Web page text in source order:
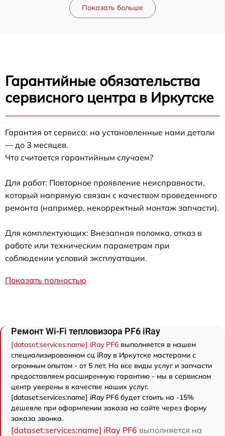
Показать больше
Гарантийные обязательства
сервисного центра в Иркутске
Гарантия от сервиса: на установленные нами детали
— до 3 месяцев.
Что считается гарантийным случаем?
Для работ: Повторное проявление неисправности,
который напрямую связан с качеством проведенного
ремонта (например, некорректный монтаж запчасти).
Для комплектующих: Внезапная поломка, отказ в
работе или техническим параметрам при
соблюдении условий эксплуатации.
Показать полностью
Ремонт Wi-Fi тепловизора PF6 iRay
[dataset:services:name] iRay PF6 выполняется в нашем
специализированном сц iRay в Иркутске мастерами с
огромным опытом - от 5 лет. На все виды услуг и запчасти
предоставляем расширенную гарантию - мы в сервисном
центр уверены в качестве наших услуг.
[dataset:services:name] iRay PF6 будет стоить на -15%
дешевле при оформлении заказа на сайте через форму
заказа звонка.
[dataset:services:name] iRay PF6 выполняется на